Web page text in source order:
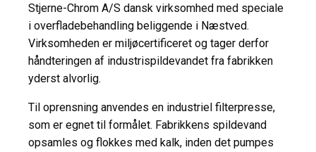
Stjerne-Chrom A/S dansk virksomhed med speciale
i overfladebehandling beliggende i Næstved.
Virksomheden er miljøcertificeret og tager derfor
håndteringen af industrispildevandet fra fabrikken
yderst alvorlig.
Til oprensning anvendes en industriel filterpresse,
som er egnet til formålet. Fabrikkens spildevand
opsamles og flokkes med kalk, inden det pumpes